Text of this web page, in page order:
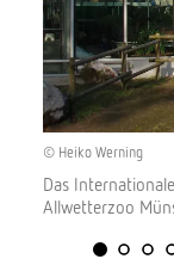
© Heiko Werning
Das
Allwetterzoo